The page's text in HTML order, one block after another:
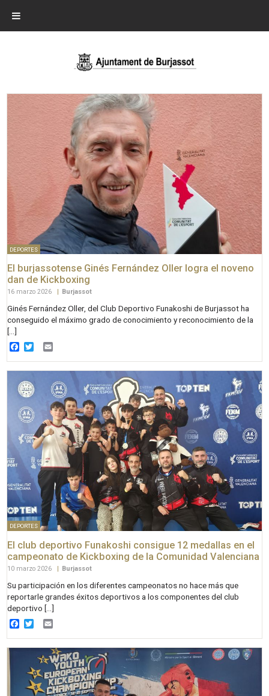
DEPORTES
El burjassotense Ginés Fernández Oller logra el noveno
dan de Kickboxing
16 marzo 2026 Burjassot
Ginés Fernández Oller, del Club Deportivo Funakoshi de Burjassot ha
conseguido el máximo grado de conocimiento y reconocimiento de la
[…]
Facebook
Twitter
DEPORTES
El club deportivo Funakoshi consigue 12 medallas en el
campeonato de Kickboxing de la Comunidad Valenciana
10 marzo 2026 | Burjassot
Su participación en los diferentes campeonatos no hace más que
reportarle grandes éxitos deportivos a los componentes del club
deportivo […]
Facebook
Twitter